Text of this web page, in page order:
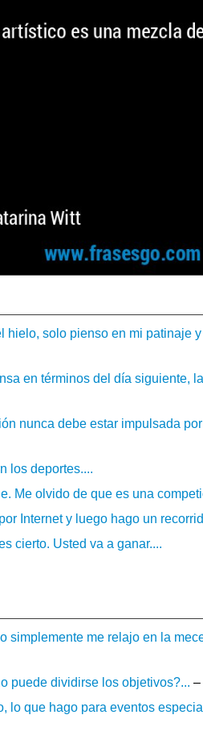
hielo, solo pienso en mi patinaje
en términos del día siguiente,
nunca debe estar impulsada
los deportes....
Me olvido de que es una
Internet y luego hago un
cierto. Usted va a ganar....
simplemente me relajo en la
puede dividirse los objetivos?... –
lo que hago para eventos